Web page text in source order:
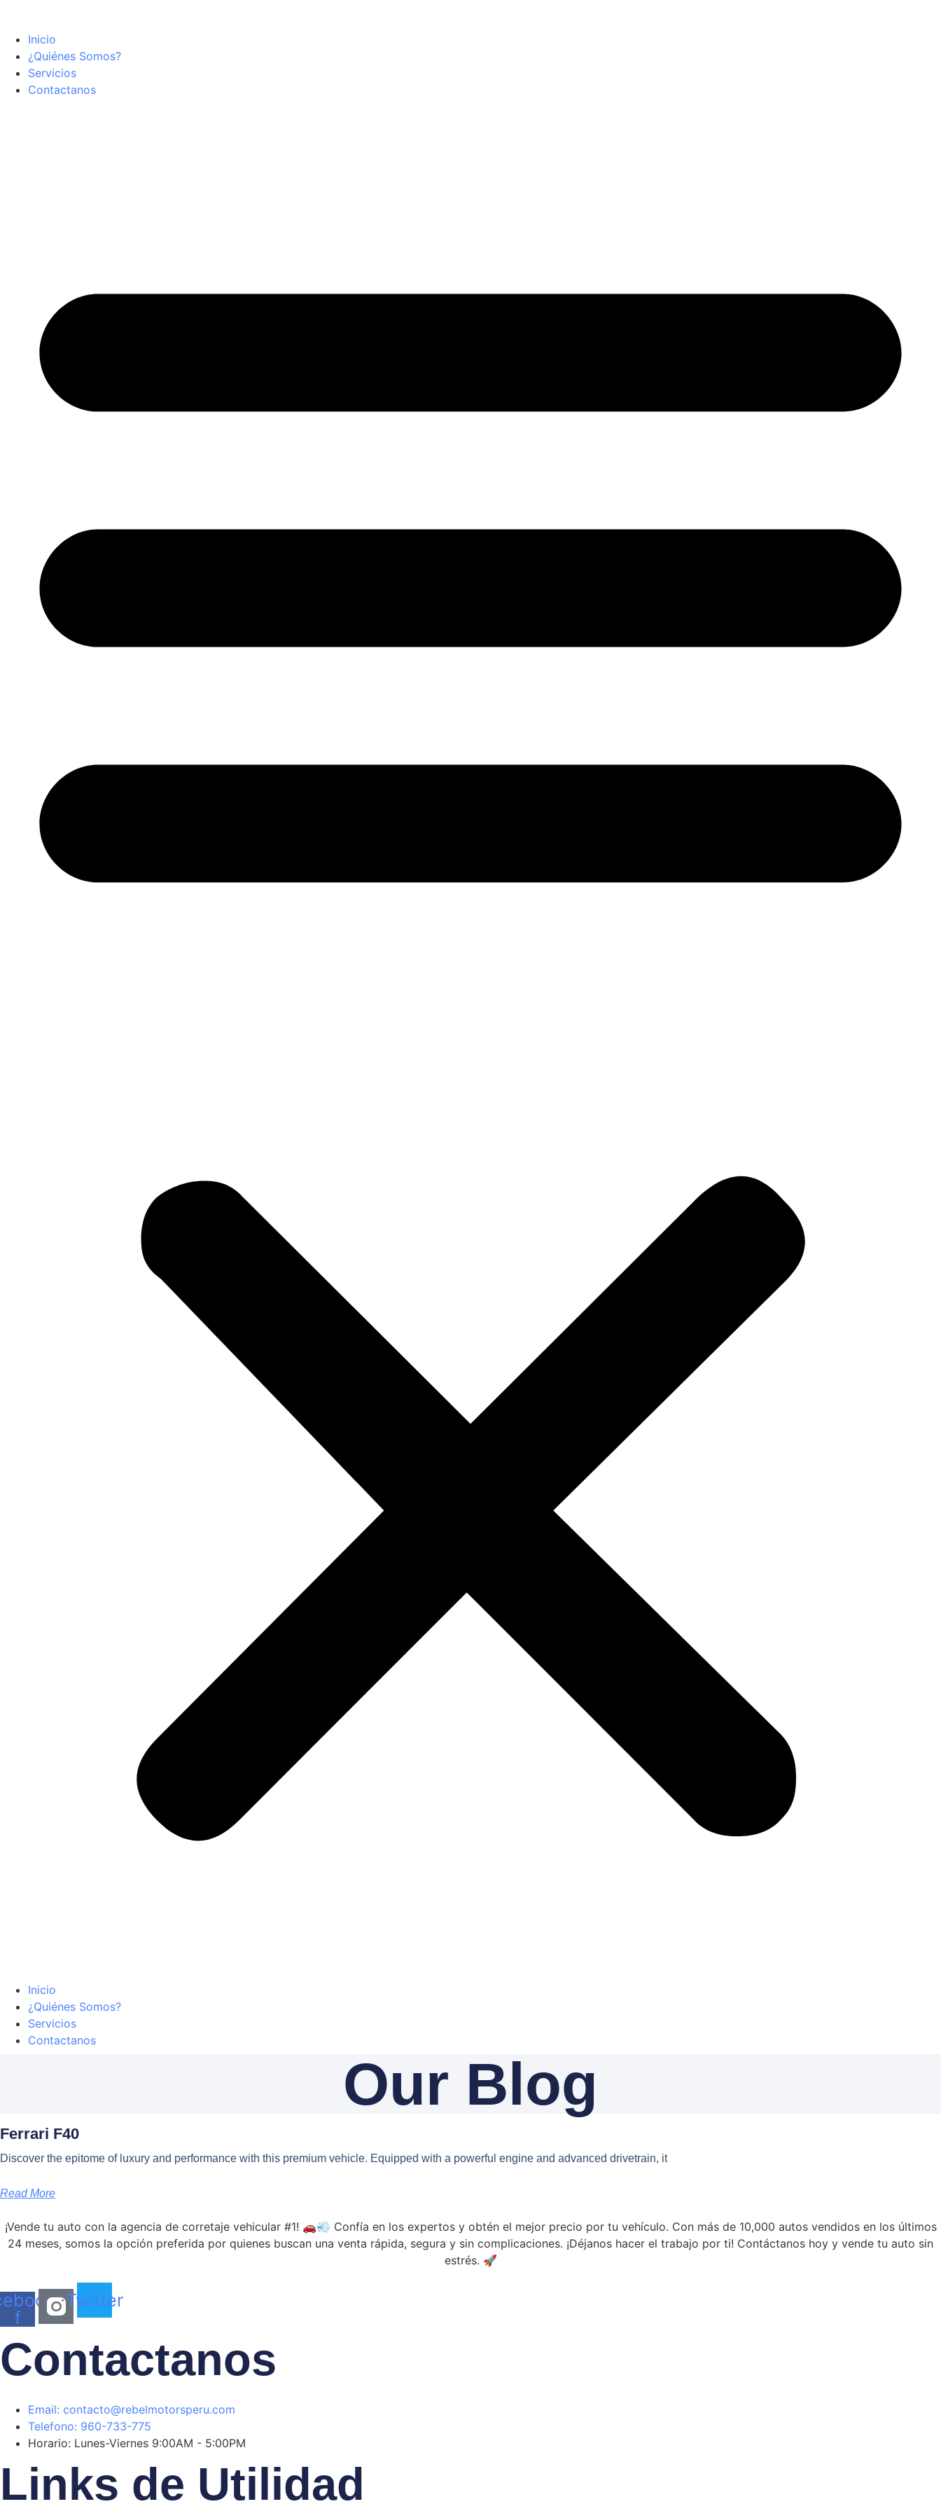
contenido
Inicio
¿Quiénes Somos?
Servicios
Contactanos
Inicio
¿Quiénes Somos?
Servicios
Contactanos
Our Blog
Ferrari F40
Discover the epitome of luxury and performance with this premium vehicle. Equipped with a powerful engine and advanced drivetrain, it
Read More
¡Vende tu auto con la agencia de corretaje vehicular #1! 🚗💨 Confía en los expertos y obtén el mejor precio por tu vehículo. Con más de 10,000 autos vendidos en los últimos
24 meses, somos la opción preferida por quienes buscan una venta rápida, segura y sin complicaciones. ¡Déjanos hacer el trabajo por ti! Contáctanos hoy y vende tu auto sin
estrés. 🚀
f
Twitter
Contactanos
Email: contacto@rebelmotorsperu.com
Telefono: 960-733-775
Horario: Lunes-Viernes 9:00AM - 5:00PM
Links de Utilidad